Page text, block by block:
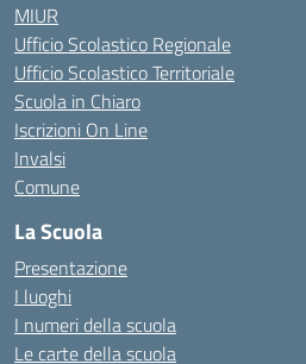
MIUR
Ufficio Scolastico Regionale
Ufficio Scolastico Territoriale
Scuola in Chiaro
Iscrizioni On Line
Invalsi
Comune
La Scuola
Presentazione
I luoghi
I numeri della scuola
Le carte della scuola